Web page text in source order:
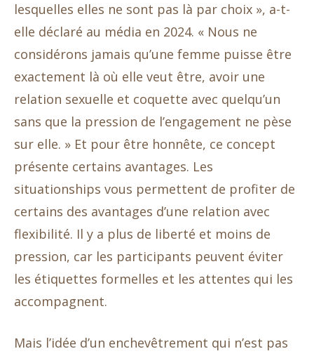
lesquelles elles ne sont pas là par choix », a-t-
elle déclaré au média en 2024. « Nous ne
considérons jamais qu’une femme puisse être
exactement là où elle veut être, avoir une
relation sexuelle et coquette avec quelqu’un
sans que la pression de l’engagement ne pèse
sur elle. » Et pour être honnête, ce concept
présente certains avantages. Les
situationships vous permettent de profiter de
certains des avantages d’une relation avec
flexibilité. Il y a plus de liberté et moins de
pression, car les participants peuvent éviter
les étiquettes formelles et les attentes qui les
accompagnent.
Mais l’idée d’un enchevêtrement qui n’est pas